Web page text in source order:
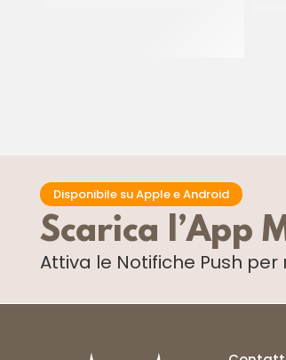
Disponibile su Apple e Android
Scarica l’App
Attiva le Notifiche Push per